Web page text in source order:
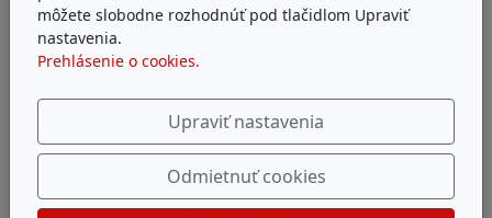
Energetický dátovy list
Pre akékoľvek informácie nás prosím kontaktujte
môžete slobodne rozhodnúť pod tlačidlom Upraviť
nastavenia.
Prehlásenie o cookies.
Upraviť nastavenia
Odmietnuť cookies